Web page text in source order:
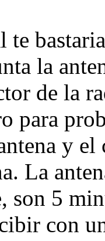
te
la
de la
para
y
La
son 5
con